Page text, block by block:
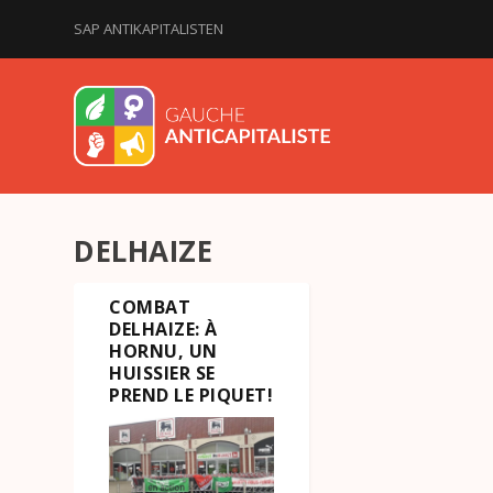
SAP ANTIKAPITALISTEN
DELHAIZE
COMBAT
DELHAIZE: À
HORNU, UN
HUISSIER SE
PREND LE PIQUET!